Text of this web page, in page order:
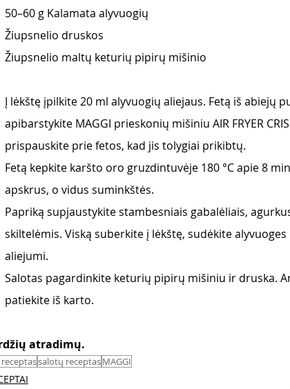
50–60 g Kalamata alyvuogių
Žiupsnelio druskos
Žiupsnelio maltų keturių pipirų mišinio
Į lėkštę įpilkite 20 ml alyvuogių aliejaus. Fetą iš abiejų
apibarstykite MAGGI prieskonių mišiniu AIR FRYER
prispauskite prie fetos, kad jis tolygiai prikibtų.
Fetą kepkite karšto oro gruzdintuvėje 180 °C apie 8
apskrus, o vidus suminkštės.
Papriką supjaustykite stambesniais gabalėliais,
skiltelėmis. Viską suberkite į lėkštę, sudėkite
aliejumi.
Salotas pagardinkite keturių pipirų mišiniu ir druska.
patiekite iš karto.
atradimų.
salotų receptasMAGGI